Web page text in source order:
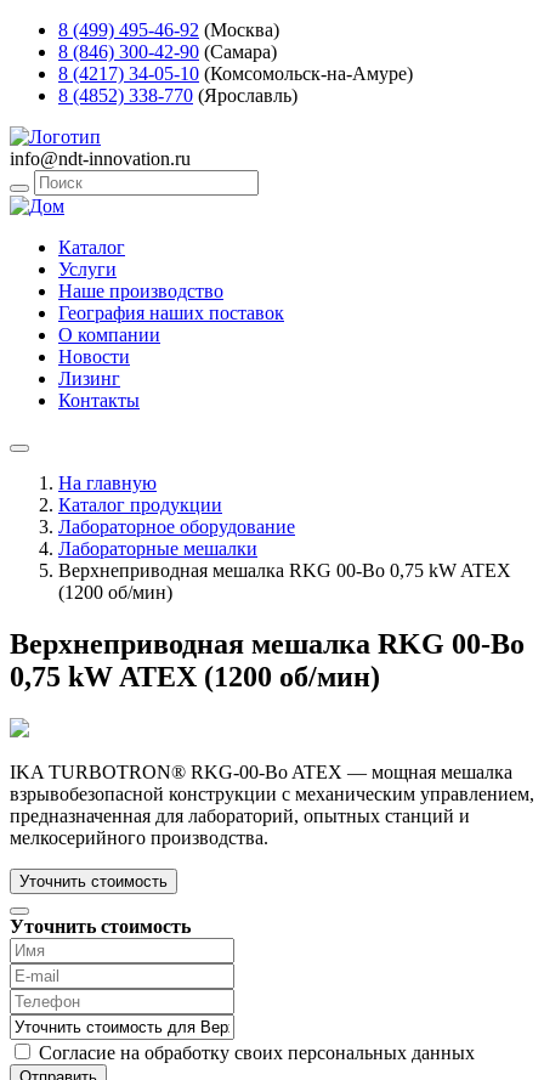
8 (499) 495-46-92 (Москва)
8 (846) 300-42-90 (Самара)
8 (4217) 34-05-10 (Комсомольск-на-Амуре)
8 (4852) 338-770 (Ярославль)
info@ndt-innovation.ru
Каталог
Услуги
Наше производство
География наших поставок
О компании
Новости
Лизинг
Контакты
На главную
Каталог продукции
Лабораторное оборудование
Лабораторные мешалки
Верхнеприводная мешалка RKG 00-Bo 0,75 kW ATEX
(1200 об/мин)
Верхнеприводная мешалка RKG 00-Bo
0,75 kW ATEX (1200 об/мин)
IKA TURBOTRON® RKG-00-Bo ATEX — мощная мешалка
взрывобезопасной конструкции с механическим управлением,
предназначенная для лабораторий, опытных станций и
мелкосерийного производства.
Уточнить стоимость
Уточнить стоимость
Согласие на обработку своих персональных данных